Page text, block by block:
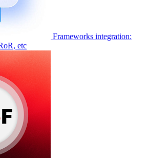
Frameworks integration:
etc